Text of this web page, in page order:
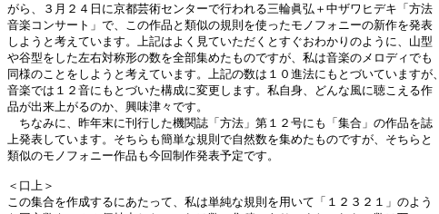
がら、３月２４日に京都芸術センターで行われる三輪眞弘＋中ザワヒデキ「方法
音楽コンサート」で、この作品と類似の規則を使ったモノフォニーの新作を発表
しようと考えています。上記はよく見ていただくとすぐおわかりのように、山型
や谷型をした左右対称形の数を全部集めたものですが、私は音楽のメロディでも
同様のことをしようと考えています。上記の数は１０進法にもとづいていますが、
音楽では１２音にもとづいた構成に変更します。私自身、どんな風に聴こえる作
品が出来上がるのか、興味津々です。
ちなみに、昨年末に刊行した機関誌「方法」第１２号にも「集合」の作品を誌
上発表しています。そちらも簡単な規則で自然数を集めたものですが、そちらと
類似のモノフォニー作品も今回制作発表予定です。
＜口上＞
この集合を作成するにあたって、私は単純な規則を用いて「１２３２１」のよう